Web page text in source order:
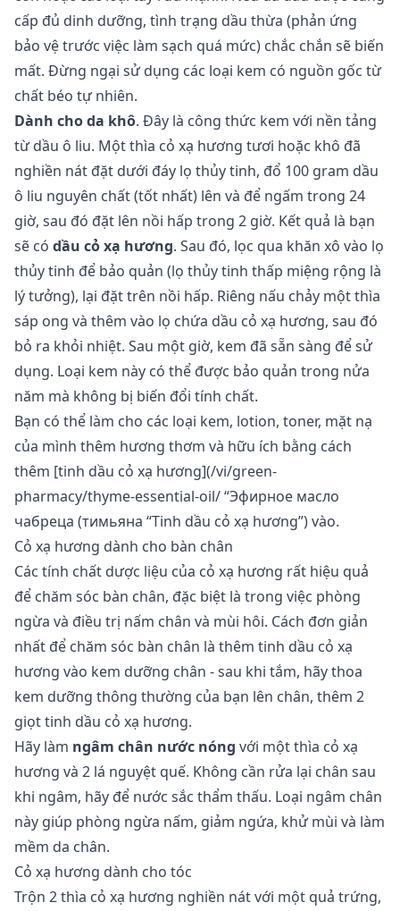
cấp đủ dinh dưỡng, tình trạng dầu thừa (phản ứng
bảo vệ trước việc làm sạch quá mức) chắc chắn sẽ biến
mất. Đừng ngại sử dụng các loại kem có nguồn gốc từ
chất béo tự nhiên.
Dành cho da khô. Đây là công thức kem với nền tảng
từ dầu ô liu. Một thìa cỏ xạ hương tươi hoặc khô đã
nghiền nát đặt dưới đáy lọ thủy tinh, đổ 100 gram dầu
ô liu nguyên chất (tốt nhất) lên và để ngấm trong 24
giờ, sau đó đặt lên nồi hấp trong 2 giờ. Kết quả là bạn
sẽ có dầu cỏ xạ hương. Sau đó, lọc qua khăn xô vào lọ
thủy tinh để bảo quản (lọ thủy tinh thấp miệng rộng là
lý tưởng), lại đặt trên nồi hấp. Riêng nấu chảy một thìa
sáp ong và thêm vào lọ chứa dầu cỏ xạ hương, sau đó
bỏ ra khỏi nhiệt. Sau một giờ, kem đã sẵn sàng để sử
dụng. Loại kem này có thể được bảo quản trong nửa
năm mà không bị biến đổi tính chất.
Bạn có thể làm cho các loại kem, lotion, toner, mặt nạ
của mình thêm hương thơm và hữu ích bằng cách
thêm [tinh dầu cỏ xạ hương](/vi/green-
pharmacy/thyme-essential-oil/ “Эфирное масло
чабреца (тимьяна “Tinh dầu cỏ xạ hương”) vào.
Cỏ xạ hương dành cho bàn chân
Các tính chất dược liệu của cỏ xạ hương rất hiệu quả
để chăm sóc bàn chân, đặc biệt là trong việc phòng
ngừa và điều trị nấm chân và mùi hôi. Cách đơn giản
nhất để chăm sóc bàn chân là thêm tinh dầu cỏ xạ
hương vào kem dưỡng chân - sau khi tắm, hãy thoa
kem dưỡng thông thường của bạn lên chân, thêm 2
giọt tinh dầu cỏ xạ hương.
Hãy làm ngâm chân nước nóng với một thìa cỏ xạ
hương và 2 lá nguyệt quế. Không cần rửa lại chân sau
khi ngâm, hãy để nước sắc thẩm thấu. Loại ngâm chân
này giúp phòng ngừa nấm, giảm ngứa, khử mùi và làm
mềm da chân.
Cỏ xạ hương dành cho tóc
Trộn 2 thìa cỏ xạ hương nghiền nát với một quả trứng,